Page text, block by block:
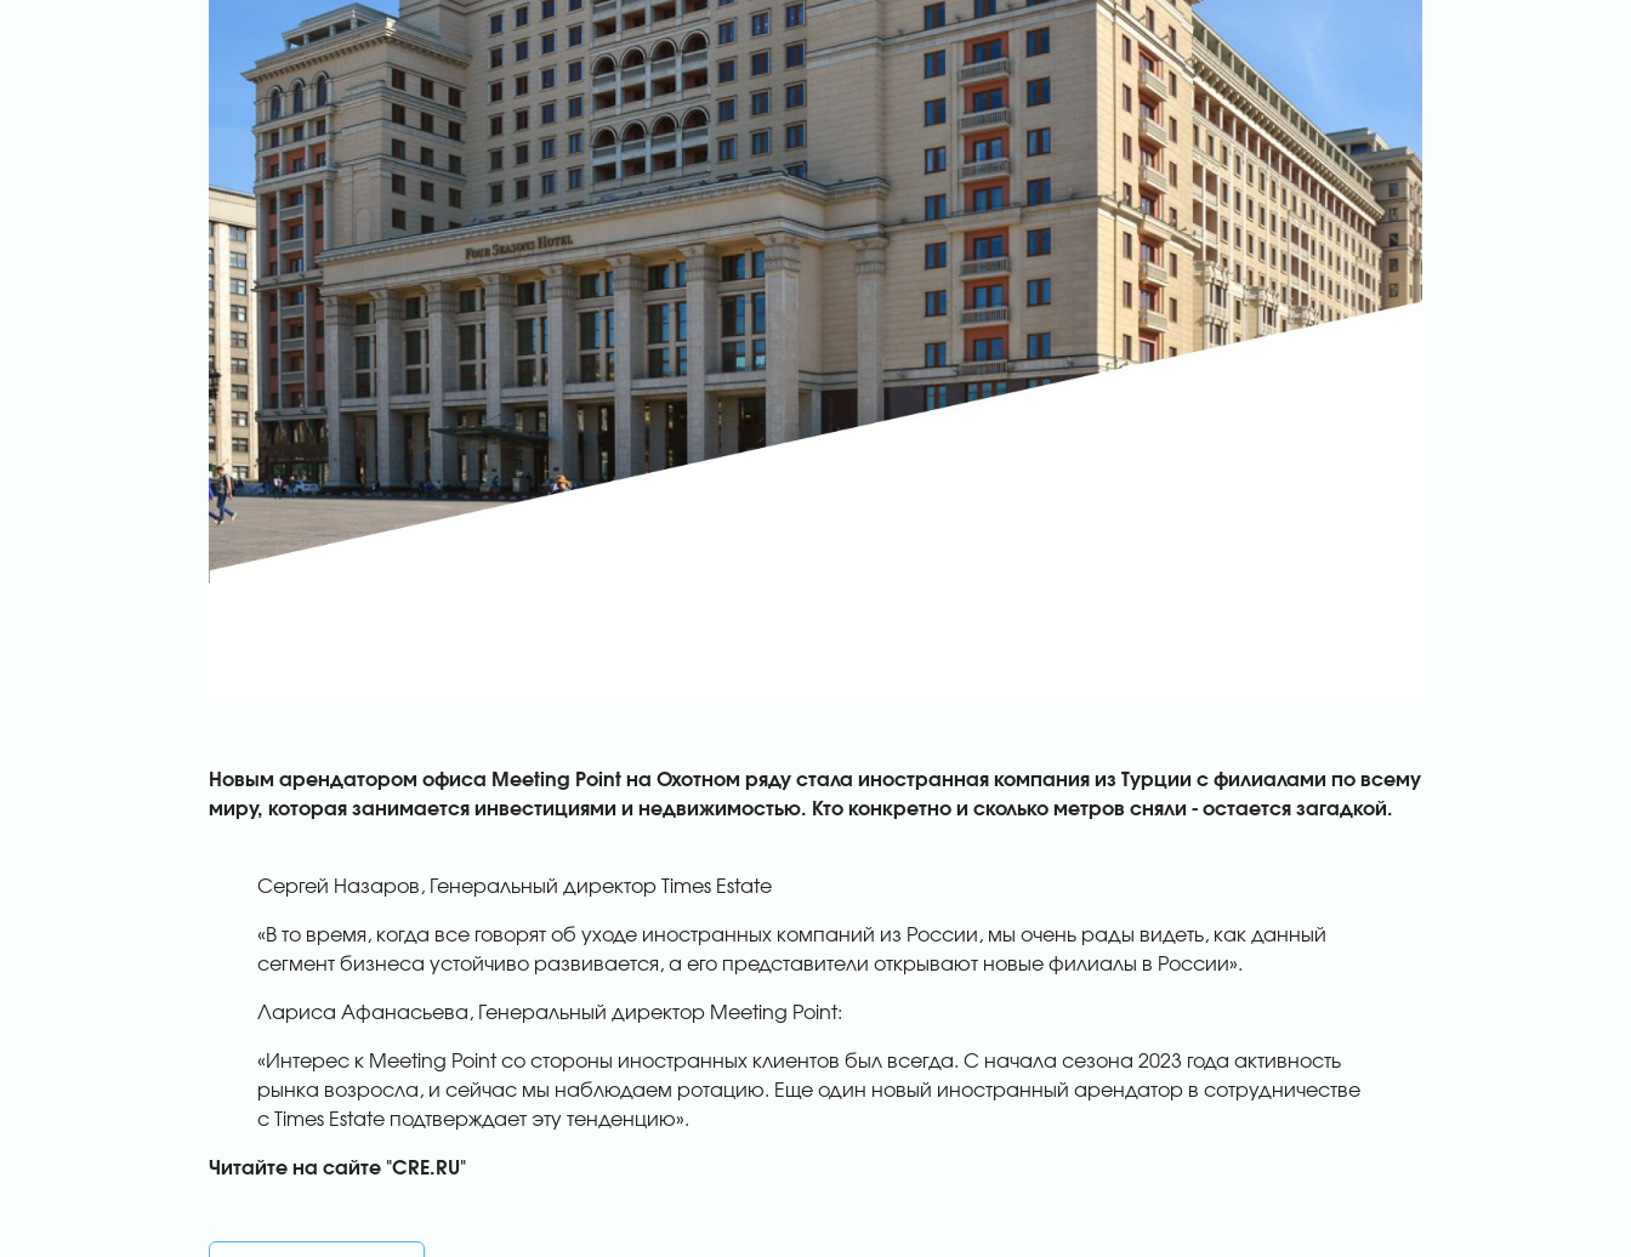
Новым арендатором офиса Meeting Point на Охотном ряду стала иностранная компания из Турции с филиалами по всему
миру, которая занимается инвестициями и недвижимостью. Кто конкретно и сколько метров сняли - остается загадкой.
Сергей Назаров, Генеральный директор Times Estate
«В то время, когда все говорят об уходе иностранных компаний из России, мы очень рады видеть, как данный
сегмент бизнеса устойчиво развивается, а его представители открывают новые филиалы в России».
Лариса Афанасьева, Генеральный директор Meeting Point:
«Интерес к Meeting Point со стороны иностранных клиентов был всегда. С начала сезона 2023 года активность
рынка возросла, и сейчас мы наблюдаем ротацию. Еще один новый иностранный арендатор в сотрудничестве
c Times Estate подтверждает эту тенденцию».
Читайте на сайте "CRE.RU"